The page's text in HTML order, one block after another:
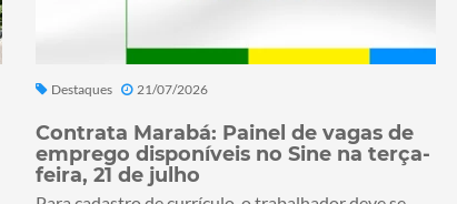
Destaques 21/07/2026
Contrata Marabá: Painel de vagas de
emprego disponíveis no Sine na terça-
feira, 21 de julho